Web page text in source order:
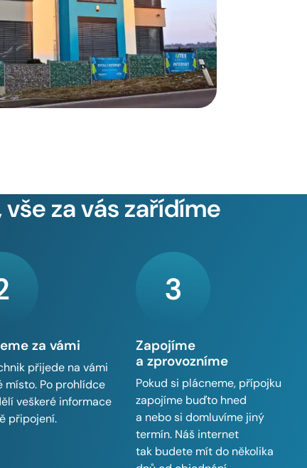
za vás zařídíme
za vámi
přijede na vámi
místo. Po prohlídce
veškeré informace
připojení.
3
Zapojíme
a zprovozníme
Pokud si plácneme, přípojku
zapojíme buďto hned
a nebo si domluvíme jiný
termín. Náš internet
tak budete mít do několika